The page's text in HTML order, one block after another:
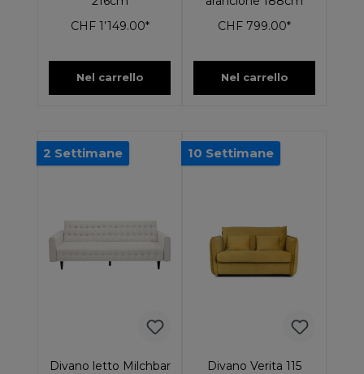
CHF 1’149.00*
Nel carrello
CHF 799.00*
Nel carrello
2 Settimane
Divano letto Milchbar
10 Settimane
Divano Verita 115